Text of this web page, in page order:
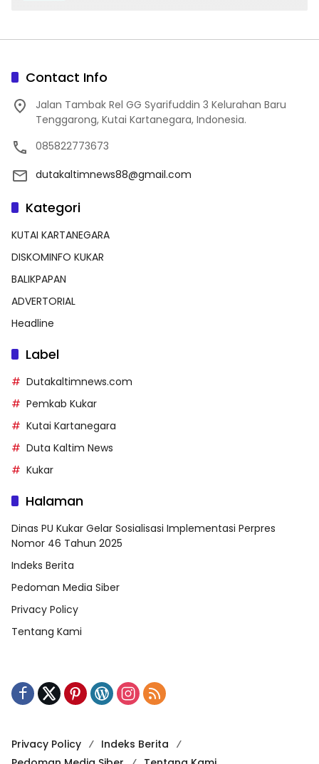
Contact Info
Jalan Tambak Rel GG Syarifuddin 3 Kelurahan Baru
Tenggarong, Kutai Kartanegara, Indonesia.
085822773673
dutakaltimnews88@gmail.com
Kategori
KUTAI KARTANEGARA
DISKOMINFO KUKAR
BALIKPAPAN
ADVERTORIAL
Headline
Label
Dutakaltimnews.com
Pemkab Kukar
Kutai Kartanegara
Duta Kaltim News
Kukar
Halaman
Dinas PU Kukar Gelar Sosialisasi Implementasi Perpres
Nomor 46 Tahun 2025
Indeks Berita
Pedoman Media Siber
Privacy Policy
Tentang Kami
Privacy Policy
Indeks Berita